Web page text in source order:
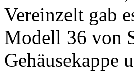
Vereinzelt gab
Modell 36 von
Gehäusekappe